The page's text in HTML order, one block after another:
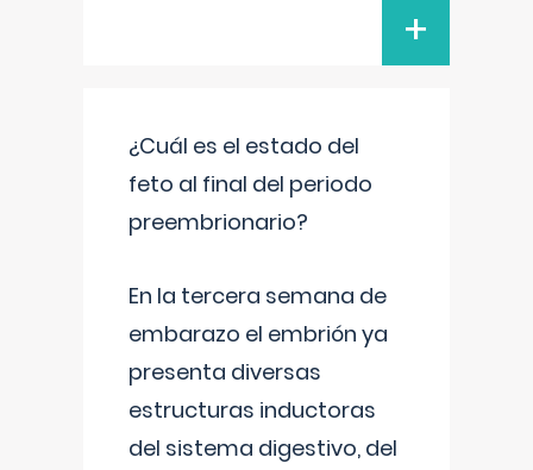
+
¿Cuál es el estado del
feto al final del periodo
preembrionario?
En la tercera semana de
embarazo el embrión ya
presenta diversas
estructuras inductoras
del sistema digestivo, del